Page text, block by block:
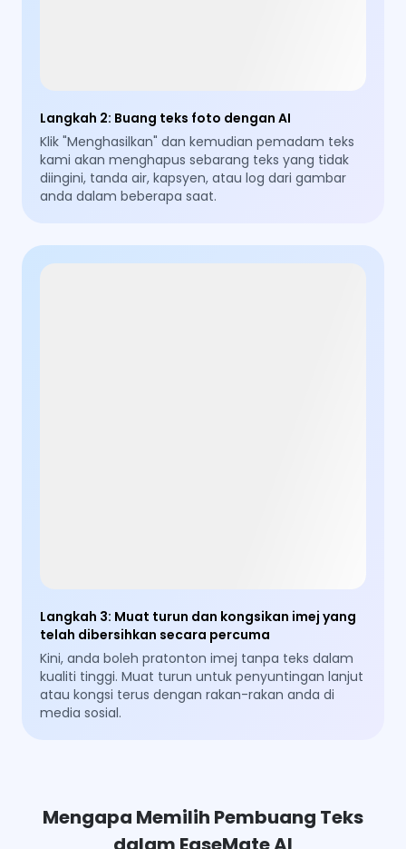
Langkah 2: Buang teks foto dengan AI
Klik "Menghasilkan" dan kemudian pemadam teks
kami akan menghapus sebarang teks yang tidak
diingini, tanda air, kapsyen, atau log dari gambar
anda dalam beberapa saat.
Langkah 3: Muat turun dan kongsikan imej yang
telah dibersihkan secara percuma
Kini, anda boleh pratonton imej tanpa teks dalam
kualiti tinggi. Muat turun untuk penyuntingan lanjut
atau kongsi terus dengan rakan-rakan anda di
media sosial.
Mengapa Memilih Pembuang Teks